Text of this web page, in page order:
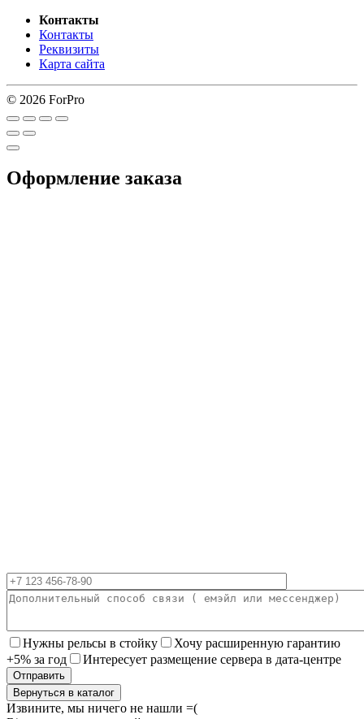
Контакты
Контакты
Реквизиты
Карта сайта
© 2026 ForPro
Оформление заказа
Нужны рельсы в стойку
Хочу расширенную гарантию
+5% за год
Интересует размещение сервера в дата-центре
Вернуться в каталог
Извините, мы ничего не нашли =(